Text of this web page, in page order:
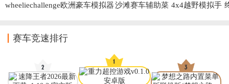
wheeliechallenge欧洲豪车模拟器
Luxury Cars)
沙滩赛车辅助菜 4x4越野模拟手
赛车竞速排行